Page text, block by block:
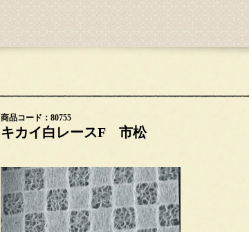
商品コード：80755
キカイ白レースF 市松